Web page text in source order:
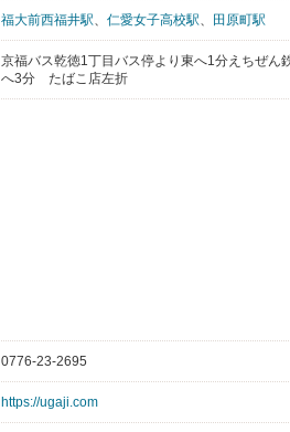
福大前西福井駅、 仁愛女子高校駅、 田原町駅
京福バス乾徳1丁目バス停より東へ1分えちぜ
へ3分 たばこ店左折
0776-23-2695
https://ugaji.com